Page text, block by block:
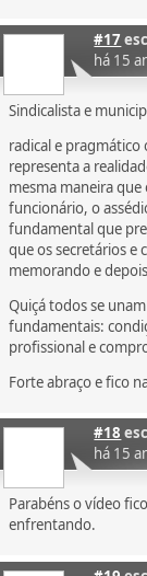
#17
há 15
Sindicalista e
radical e pragmático
representa a
mesma maneira
funcionário, o
fundamental que
que os secretários e
memorando e
Quiçá todos se
fundamentais:
profissional e
Forte abraço e fico
#18
há 15
Parabéns o vídeo
enfrentando.